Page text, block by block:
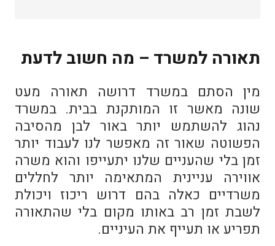
תאורה למשרד – מה חשוב לדעת
מין הסתם במשרד דרושה תאורה מעט
שונה מאשר זו המותקנת בבית. במשרד
נהוג להשתמש יותר באור לבן מהסיבה
הפשוטה שאור זה מאפשר לנו לעבוד יותר
זמן בלי שהעניים שלנו יתעייפו והוא משרה
אווירה עניינית המתאימה יותר לחללים
משרדיים כאלה בהם דרוש ריכוז ויכולת
לשבת זמן רב באותו מקום בלי שהתאורה
תפריע או תעייף את העיניים.